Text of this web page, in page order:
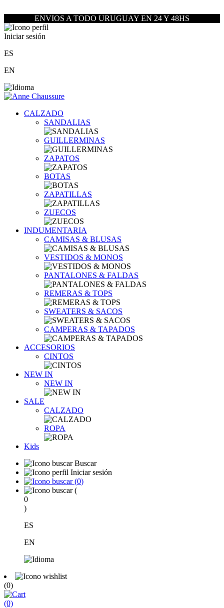
ENVIOS A TODO URUGUAY EN 24 Y 48HS
Iniciar sesión
ES
EN
CALZADO
SANDALIAS
GUILLERMINAS
ZAPATOS
BOTAS
ZAPATILLAS
ZUECOS
INDUMENTARIA
CAMISAS & BLUSAS
VESTIDOS & MONOS
PANTALONES & FALDAS
REMERAS & TOPS
SWEATERS & SACOS
CAMPERAS & TAPADOS
ACCESORIOS
CINTOS
NEW IN
NEW IN
SALE
CALZADO
ROPA
Kids
Buscar
Iniciar sesión
(0)
(
0
)
ES
EN
(0)
(0)